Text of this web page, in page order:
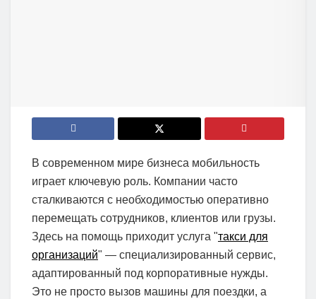
В современном мире бизнеса мобильность
играет ключевую роль. Компании часто
сталкиваются с необходимостью оперативно
перемещать сотрудников, клиентов или грузы.
Здесь на помощь приходит услуга "такси для
организаций" — специализированный сервис,
адаптированный под корпоративные нужды.
Это не просто вызов машины для поездки, а